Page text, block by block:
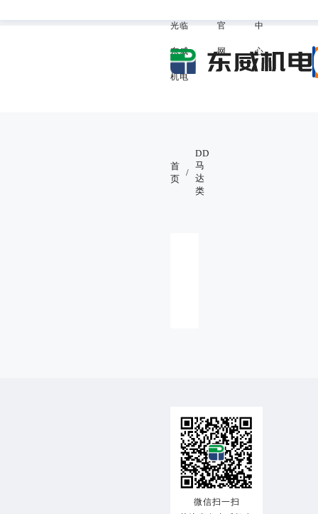
光临
东威
机电
官
网
中
心
首
页
/
DD
马
达
类
咨
询
热
线：
18153259353
交
易
用
注
册
助
帮
助
中
于
关
于
我
微信扫一扫